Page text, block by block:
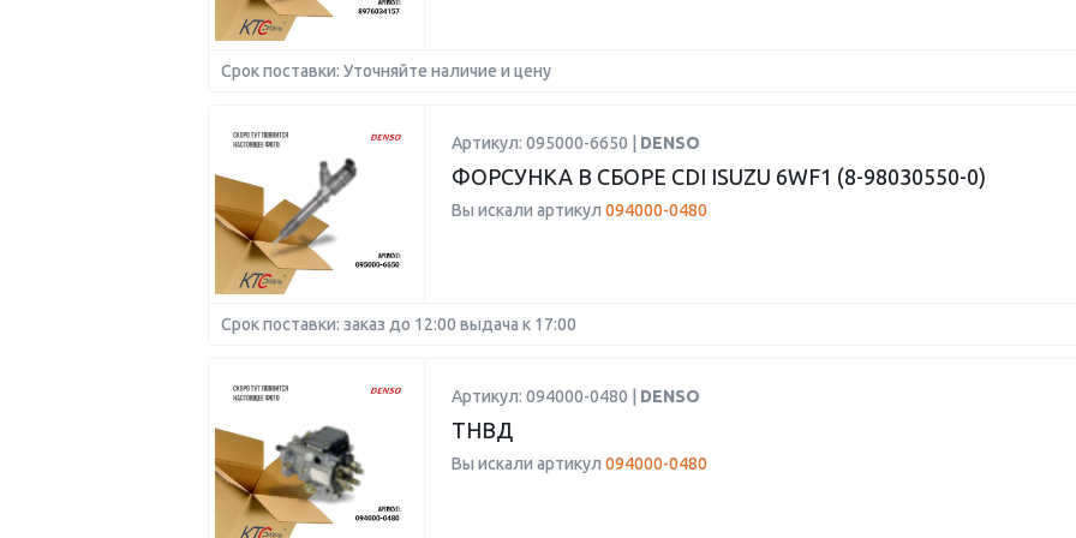
Срок поставки: Уточняйте наличие и цену
Артикул: 095000-6650 | DENSO
ФОРСУНКА В СБОРЕ CDI ISUZU 6WF1 (8-98030550-0)
Вы искали артикул 094000-0480
Срок поставки: заказ до 12:00 выдача к 17:00
Артикул: 094000-0480 | DENSO
ТНВД
Вы искали артикул 094000-0480